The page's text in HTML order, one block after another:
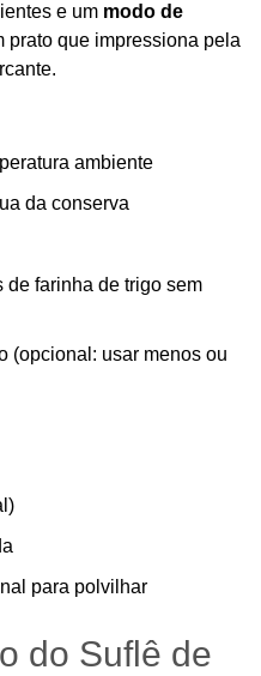
e um modo de
prato que impressiona pela
ambiente
da conserva
farinha de trigo sem
(opcional: usar menos ou
para polvilhar
do Suflê de